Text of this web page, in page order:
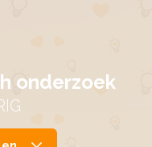
onderzoek